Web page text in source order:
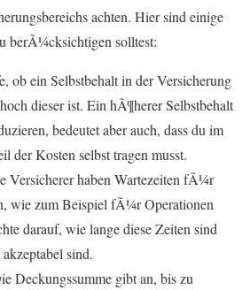
achten. Hier sind einige
berÃ¼cksichtigen solltest:
ob ein Selbstbehalt in der Versicherung
dieser ist. Ein hÃ¶herer Selbstbehalt
bedeutet aber auch, dass du im
der Kosten selbst tragen musst.
Versicherer haben Wartezeiten fÃ¼r
wie zum Beispiel fÃ¼r Operationen
darauf, wie lange diese Zeiten sind
sind.
Deckungssumme gibt an, bis zu